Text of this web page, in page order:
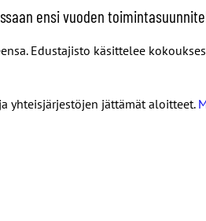
ensi vuoden
Edustajisto käsittelee
yhteisjärjestöjen jättämät aloitteet.